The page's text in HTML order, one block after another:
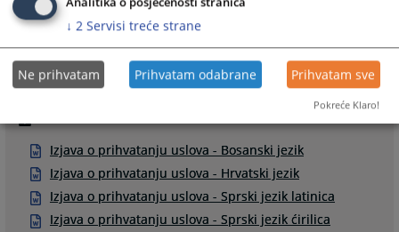
Izjava o prihvatanju uslova - Bosanski jezik
Izjava o prihvatanju uslova - Hrvatski jezik
Izjava o prihvatanju uslova - Sprski jezik latinica
Izjava o prihvatanju uslova - Sprski jezik ćirilica
↓ 2 Servisi treće strane
Ne prihvatam Prihvatam odabrane Prihvatam sve
Pokreće Klaro!